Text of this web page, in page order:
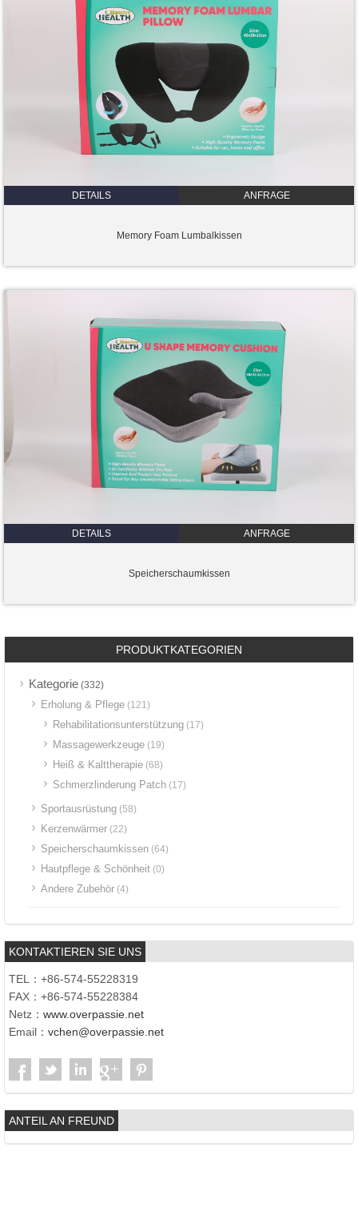
DETAILS ANFRAGE
Memory Foam Lumbalkissen
DETAILS ANFRAGE
Speicherschaumkissen
PRODUKTKATEGORIEN
Kategorie (332)
Erholung & Pflege (121)
Rehabilitationsunterstützung (17)
Massagewerkzeuge (19)
Heiß & Kalttherapie (68)
Schmerzlinderung Patch (17)
Sportausrüstung (58)
Kerzenwärmer (22)
Speicherschaumkissen (64)
Hautpflege & Schönheit (0)
Andere Zubehör (4)
KONTAKTIEREN SIE UNS
TEL：+86-574-55228319
FAX：+86-574-55228384
Netz： www.overpassie.net
Email： vchen@overpassie.net
ANTEIL AN FREUND